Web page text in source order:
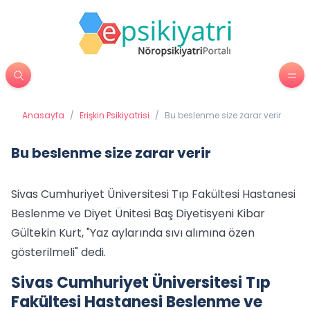
Anasayfa / Erişkin Psikiyatrisi / Bu beslenme size zarar verir
Bu beslenme size zarar verir
Sivas Cumhuriyet Üniversitesi Tıp Fakültesi Hastanesi
Beslenme ve Diyet Ünitesi Baş Diyetisyeni Kibar
Gültekin Kurt, "Yaz aylarında sıvı alımına özen
gösterilmeli" dedi.
Sivas Cumhuriyet Üniversitesi Tıp
Fakültesi Hastanesi Beslenme ve